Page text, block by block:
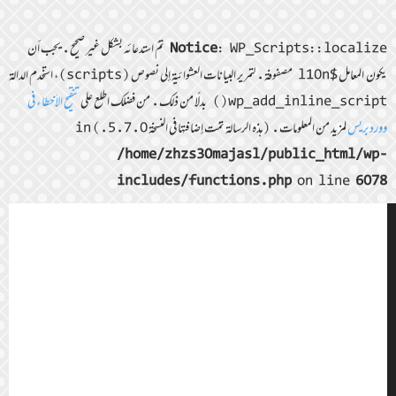
Notice : WP_Scripts::localize تمّ استدعائه بشكل غير صحيح. يجب أن
يكون المعامل $l10n مصفوفة. لتمرير البيانات العشوائية إلى نصوص (scripts)، استخدم الدالة
wp_add_inline_script() بدلًا من ذلك. من فضلك اطلع على
تنقيح الأخطاء في
ووردبريسلمزيد من المعلومات. (هذه الرسالة تمّت إضافتها في النسخة 5.7.0.) in
/home/zhzs30majasl/public_html/wp-
includes/functions.phpon line 6078